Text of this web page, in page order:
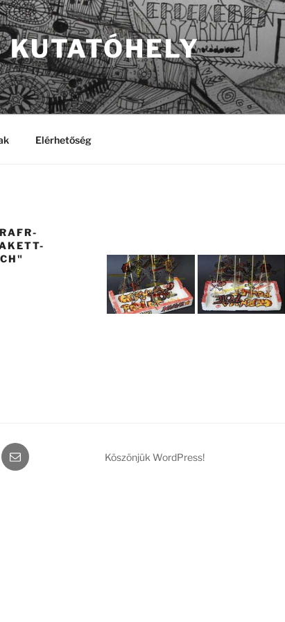
KUTATÓHELY
Elérhetőség
Email Köszönjük WordPress!